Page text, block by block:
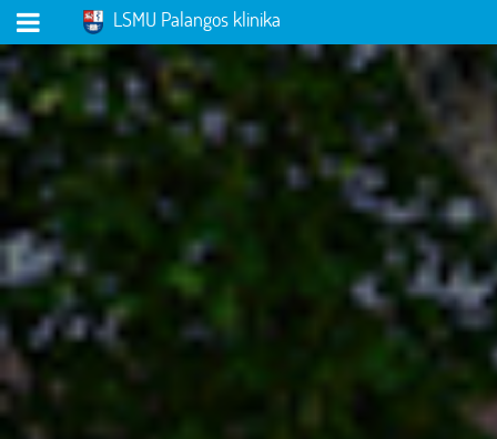
LSMU Palangos klinika